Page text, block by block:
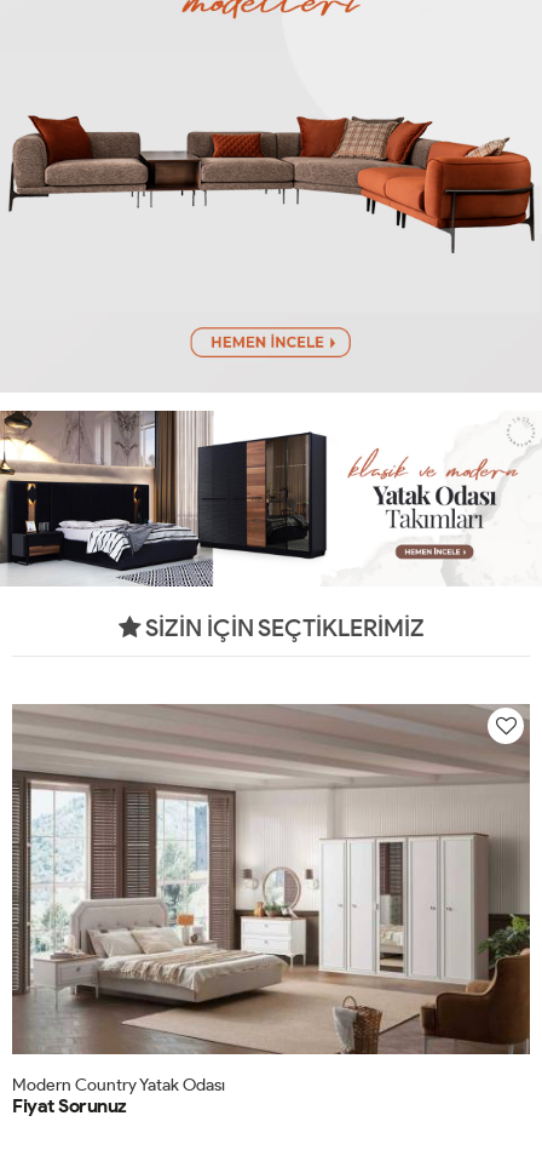
SİZİN İÇİN SEÇTİKLERİMİZ
Modern Country Yatak Odası
Fiyat Sorunuz